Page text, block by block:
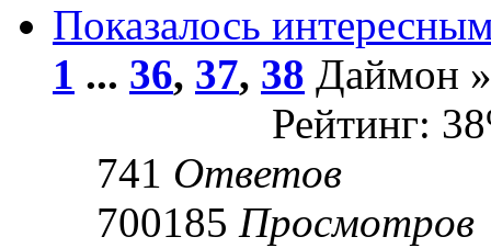
Показалось
1 ... 36, 37, 38 Даймон
Рейтинг:
741 Ответов
700185 Просмотров